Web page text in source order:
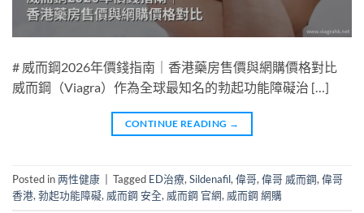
# 威而鋼2026年價錢指南｜香港藥房售價與網購價格對比
威而鋼（Viagra）作為全球最知名的勃起功能障礙治 […]
CONTINUE READING →
Posted in两性健康 Tagged ED治療, Sildenafil, 偉哥, 偉哥 威而鋼, 偉哥
香港, 勃起功能障礙, 威而鋼 安全, 威而鋼 官網, 威而鋼 網購